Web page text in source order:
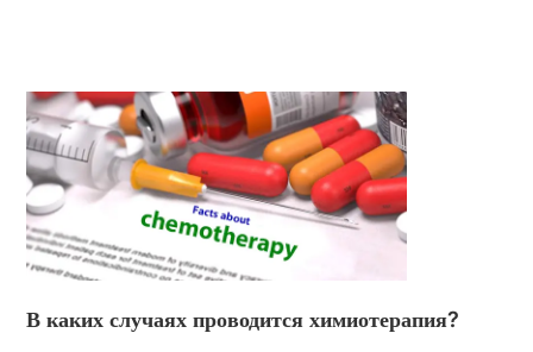
В каких случаях проводится химиотерапия?